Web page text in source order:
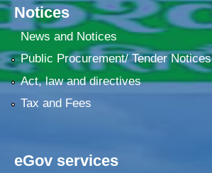
Notices
News and Notices
Public Procurement/ Tender Notices
Act, law and directives
Tax and Fees
eGov services